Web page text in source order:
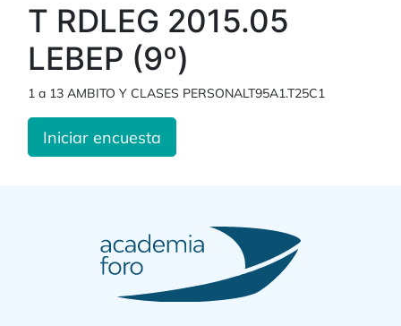
T RDLEG 2015.05
LEBEP (9º)
1 a 13 AMBITO Y CLASES PERSONALT95A1.T25C1
Iniciar encuesta